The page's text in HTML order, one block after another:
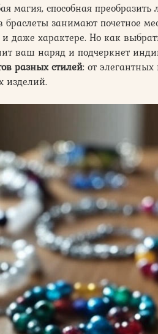
магия, способная преобразить
браслеты занимают почетное
даже характере. Но как
ваш наряд и подчеркнет
разных стилей: от
изделий.